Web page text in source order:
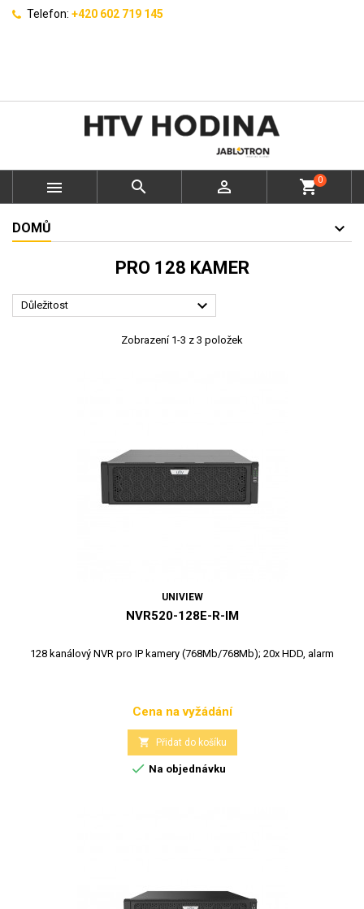
Telefon: +420 602 719 145
   shopping_cart0
DOMŮ
PRO 128 KAMER
Důležitost 
Zobrazení 1-3 z 3 položek
UNIVIEW
NVR520-128E-R-IM
128 kanálový NVR pro IP kamery (768Mb/768Mb); 20x HDD, alarm
Cena
Cena na vyžádání
 Přidat do košíku
 Na objednávku